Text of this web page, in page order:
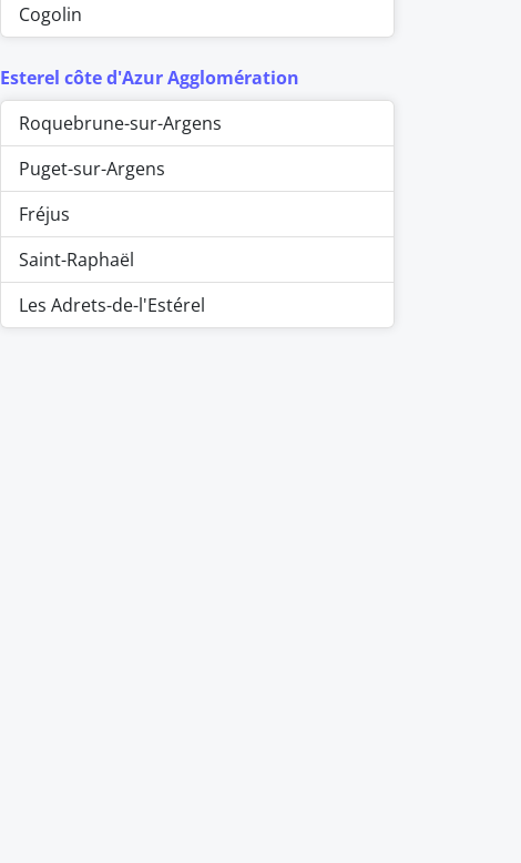
Cogolin
Esterel côte d'Azur Agglomération
Roquebrune-sur-Argens
Puget-sur-Argens
Fréjus
Saint-Raphaël
Les Adrets-de-l'Estérel